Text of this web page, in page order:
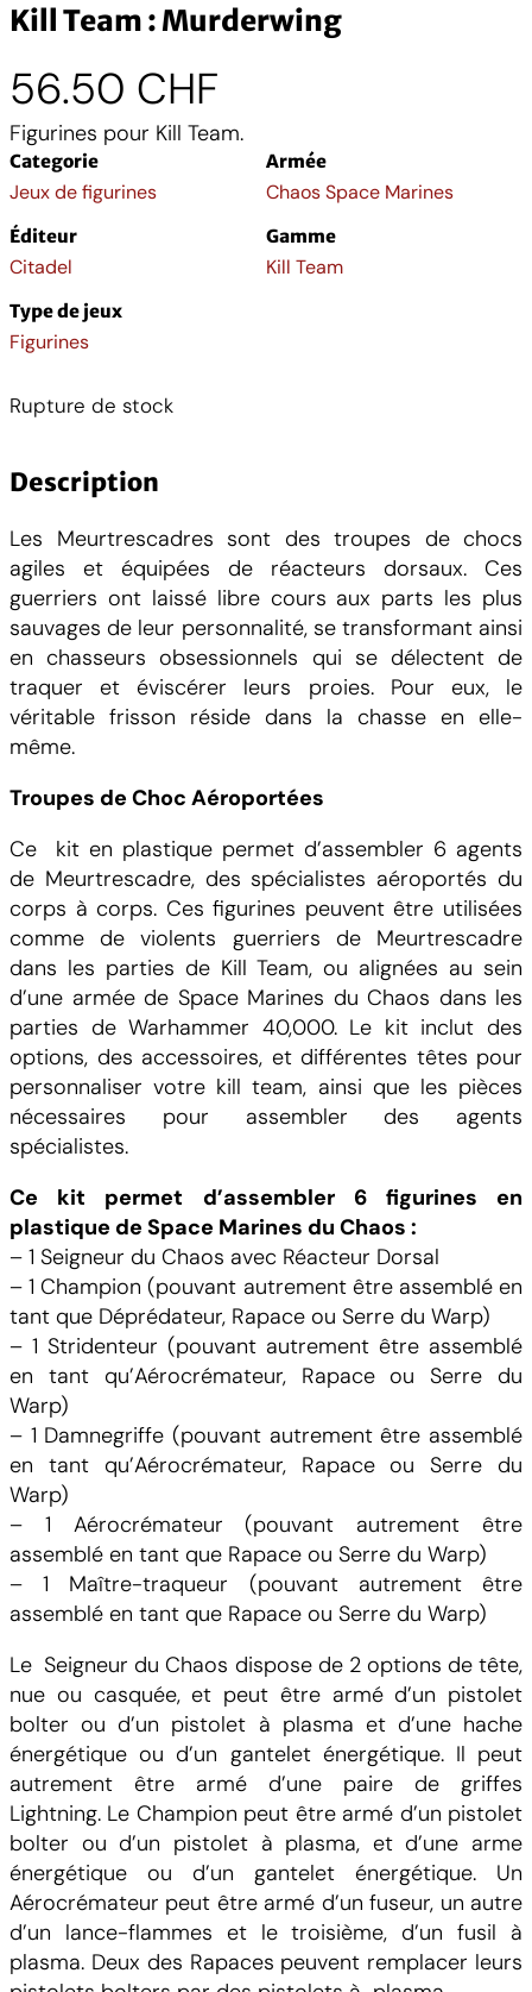
Kill Team : Murderwing
56.50 CHF
Figurines pour Kill Team.
Categorie
Jeux de figurines
Armée
Chaos Space Marines
Éditeur
Citadel
Gamme
Kill Team
Type de jeux
Figurines
Rupture de stock
Description
Les Meurtrescadres sont des troupes de chocs
agiles et équipées de réacteurs dorsaux. Ces
guerriers ont laissé libre cours aux parts les plus
sauvages de leur personnalité, se transformant ainsi
en chasseurs obsessionnels qui se délectent de
traquer et éviscérer leurs proies. Pour eux, le
véritable frisson réside dans la chasse en elle-
même.
Troupes de Choc Aéroportées
Ce kit en plastique permet d’assembler 6 agents
de Meurtrescadre, des spécialistes aéroportés du
corps à corps. Ces figurines peuvent être utilisées
comme de violents guerriers de Meurtrescadre
dans les parties de Kill Team, ou alignées au sein
d’une armée de Space Marines du Chaos dans les
parties de Warhammer 40,000. Le kit inclut des
options, des accessoires, et différentes têtes pour
personnaliser votre kill team, ainsi que les pièces
nécessaires pour assembler des agents
spécialistes.
Ce kit permet d’assembler 6 figurines en
plastique de Space Marines du Chaos :
– 1 Seigneur du Chaos avec Réacteur Dorsal
– 1 Champion (pouvant autrement être assemblé en
tant que Déprédateur, Rapace ou Serre du Warp)
– 1 Stridenteur (pouvant autrement être assemblé
en tant qu’Aérocrémateur, Rapace ou Serre du
Warp)
– 1 Damnegriffe (pouvant autrement être assemblé
en tant qu’Aérocrémateur, Rapace ou Serre du
Warp)
– 1 Aérocrémateur (pouvant autrement être
assemblé en tant que Rapace ou Serre du Warp)
– 1 Maître-traqueur (pouvant autrement être
assemblé en tant que Rapace ou Serre du Warp)
Le Seigneur du Chaos dispose de 2 options de tête,
nue ou casquée, et peut être armé d’un pistolet
bolter ou d’un pistolet à plasma et d’une hache
énergétique ou d’un gantelet énergétique. Il peut
autrement être armé d’une paire de griffes
Lightning. Le Champion peut être armé d’un pistolet
bolter ou d’un pistolet à plasma, et d’une arme
énergétique ou d’un gantelet énergétique. Un
Aérocrémateur peut être armé d’un fuseur, un autre
d’un lance-flammes et le troisième, d’un fusil à
plasma. Deux des Rapaces peuvent remplacer leurs